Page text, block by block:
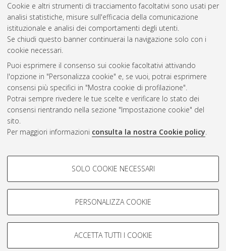
Cookie e altri strumenti di tracciamento facoltativi sono usati per
analisi statistiche, misure sull'efficacia della comunicazione
istituzionale e analisi dei comportamenti degli utenti.
Se chiudi questo banner continuerai la navigazione solo con i
cookie necessari.
Puoi esprimere il consenso sui cookie facoltativi attivando
l'opzione in "Personalizza cookie" e, se vuoi, potrai esprimere
consensi più specifici in "Mostra cookie di profilazione".
Potrai sempre rivedere le tue scelte e verificare lo stato dei
consensi rientrando nella sezione "Impostazione cookie" del
sito.
Per maggiori informazioni consulta la nostra Cookie policy.
COOKIE DI PROFILAZIONE -
Si tratta di cookie utilizzati per analizzare le caratteristiche della
navigazione degli utenti, creare profili in base al loro comportamento
Mostra cookie di profilazione
COOKIE TECNICI - NECESSARI
SOLO COOKIE NECESSARI
PERSONALIZZA COOKIE
ACCETTA TUTTI I COOKIE
Questa lista e' stata generata il Thu Aug 6 20:33:02 2026
Atom
Rss 1.0
Rss 2.0
ISSN: 2038-7946
Impostazioni Cookie
Informativa sulla privacy
Condizioni d’uso del sito